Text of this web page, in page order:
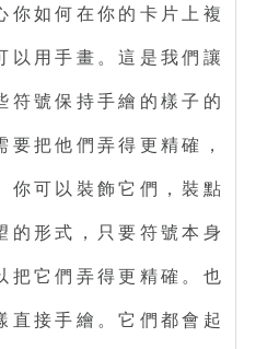
你如何在你的卡片上複
以用手畫。這是我們讓
符號保持手繪的樣子的
要把他們弄得更精確，
你可以裝飾它們，裝點
的形式，只要符號本身
把它們弄得更精確。也
直接手繪。它們都會起